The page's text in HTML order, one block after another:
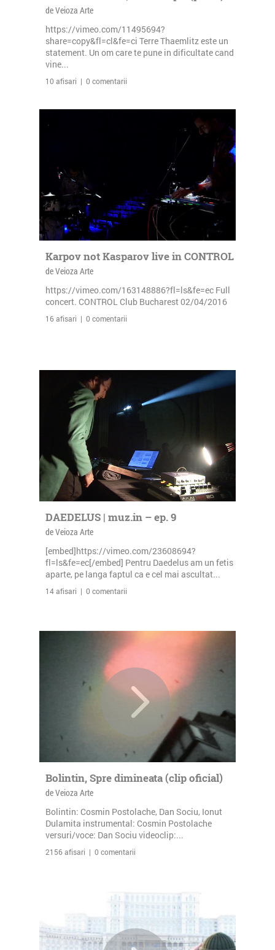
de Veioza Arte
https://vimeo.com/11495694?
share=copy&fl=cl&fe=ci Terre Thaemlitz este un
statement. Un om care te pune in dificultate cand
vine...
10 afisari | 0 comentarii
Karpov not Kasparov live in CONTROL
de Veioza Arte
https://vimeo.com/163148886?fl=ls&fe=ec Full
concert. CONTROL Club Bucharest 02/04/2016
16 afisari | 0 comentarii
DAEDELUS | muz.in – ep. 9
de Veioza Arte
[embed]https://vimeo.com/23608694?
fl=ls&fe=ec[/embed] Pentru Daedelus am un fetis
aparte, pe langa faptul ca e cel mai ascultat...
14 afisari | 0 comentarii
Bolintin, Spre dimineata (clip oficial)
de Veioza Arte
Bolintin: Cosmin Postolache, Dan Sociu, Ionut
Dulamita instrumental: Cosmin Postolache
versuri/voce: Dan Sociu videoclip:...
2156 afisari | 0 comentarii